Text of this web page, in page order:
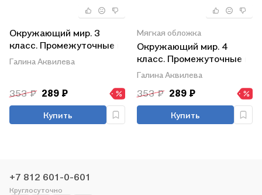
Окружающий мир. 3
класс. Промежуточные и
итоговые тестовые
Галина Аквилева
353 ₽ 289 ₽
Купить
Мягкая обложка
Окружающий мир. 4
класс. Промежуточные и
итоговые работы. ФГОС
Галина Аквилева
353 ₽ 289 ₽
Купить
+7 812 601-0-601
Круглосуточно